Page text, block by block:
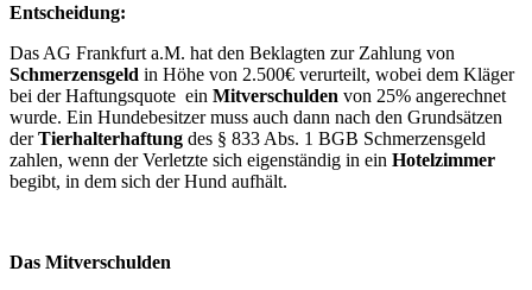
Entscheidung:
Das AG Frankfurt a.M. hat den Beklagten zur Zahlung von
Schmerzensgeld in Höhe von 2.500€ verurteilt, wobei dem Kläger
bei der Haftungsquote ein Mitverschulden von 25% angerechnet
wurde. Ein Hundebesitzer muss auch dann nach den Grundsätzen
derTierhalterhaftung des § 833 Abs. 1 BGB Schmerzensgeld
zahlen, wenn der Verletzte sich eigenständig in ein Hotelzimmer
begibt, in dem sich der Hund aufhält.
Das Mitverschulden